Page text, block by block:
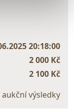
20:18:00
2 000 Kč
2 100 Kč
výsledky